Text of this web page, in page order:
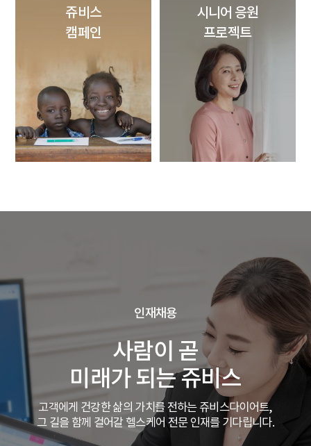
쥬비스
캠페인
시니어 응원
프로젝트
인재채용
사람이 곧
미래가 되는 쥬비스
고객에게 건강한 삶의 가치를 전하는 쥬비스다이어트,
그 길을 함께 걸어갈 헬스케어 전문 인재를 기다립니다.